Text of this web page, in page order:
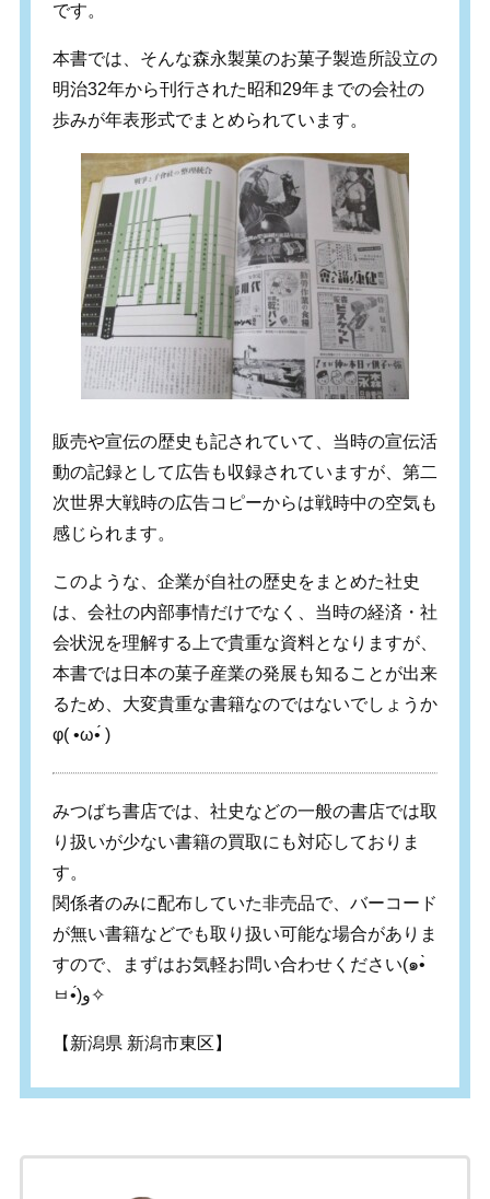
です。
本書では、そんな森永製菓のお菓子製造所設立の
明治32年から刊行された昭和29年までの会社の
歩みが年表形式でまとめられています。
販売や宣伝の歴史も記されていて、当時の宣伝活
動の記録として広告も収録されていますが、第二
次世界大戦時の広告コピーからは戦時中の空気も
感じられます。
このような、 企業が自社の歴史をまとめた社史
は、会社の内部事情だけでなく、当時の経済・社
会状況を理解する上で貴重な資料となりますが、
本書では日本の菓子産業の発展も知ることが出来
るため、大変貴重な書籍なのではないでしょうか
φ( •ω•́ )
みつばち書店では、社史などの一般の書店では取
り扱いが少ない書籍の買取にも対応しておりま
す。
関係者のみに配布していた非売品で、バーコード
が無い書籍などでも取り扱い可能な場合がありま
すので、まずはお気軽お問い合わせください(๑•̀
ㅂ•́)و✧
【新潟県 新潟市東区】